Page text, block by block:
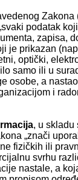
Zakona
podatak
zapisa,
je prikazan
optički,
samo ili u
osobe, a
i
, u skladu
„znači
fizičkih ili
svrhu
nastale, a